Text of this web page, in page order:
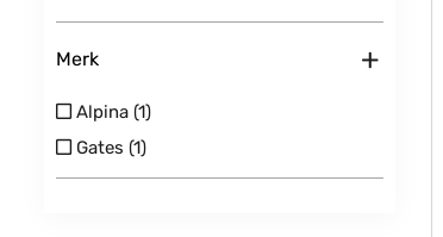
Merk +
Alpina (1)
Gates (1)